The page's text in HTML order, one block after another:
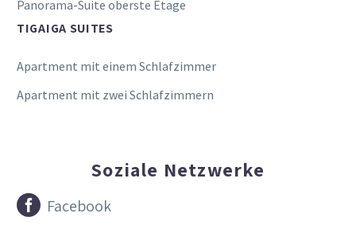
Panorama-Suite oberste Etage
TIGAIGA SUITES
Apartment mit einem Schlafzimmer
Apartment mit zwei Schlafzimmern
Soziale Netzwerke

 Facebook